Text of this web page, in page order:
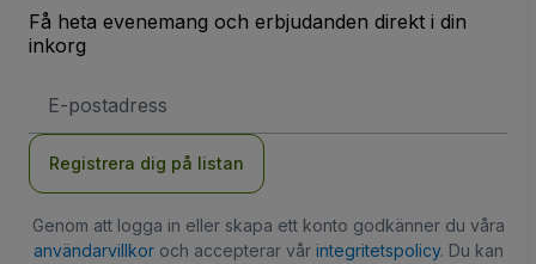
Få heta evenemang och erbjudanden direkt i din
inkorg
postadress
Registrera dig på listan
Genom att logga in eller skapa ett konto godkänner du våra
användarvillkoroch accepterar vår integritetspolicy. Du kan